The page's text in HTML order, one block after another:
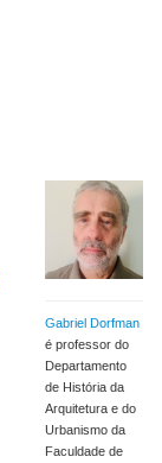
Gabriel Dorfman
é professor do
Departamento
de História da
Arquitetura e do
Urbanismo da
Faculdade de